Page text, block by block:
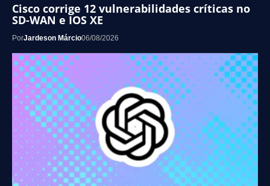
Cisco corrige 12 vulnerabilidades críticas no
SD-WAN e IOS XE
PorJardeson Márcio06/08/2026